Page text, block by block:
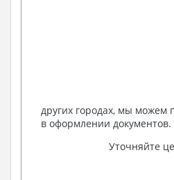
других городах, мы
в оформлении документов.
Уточняйте